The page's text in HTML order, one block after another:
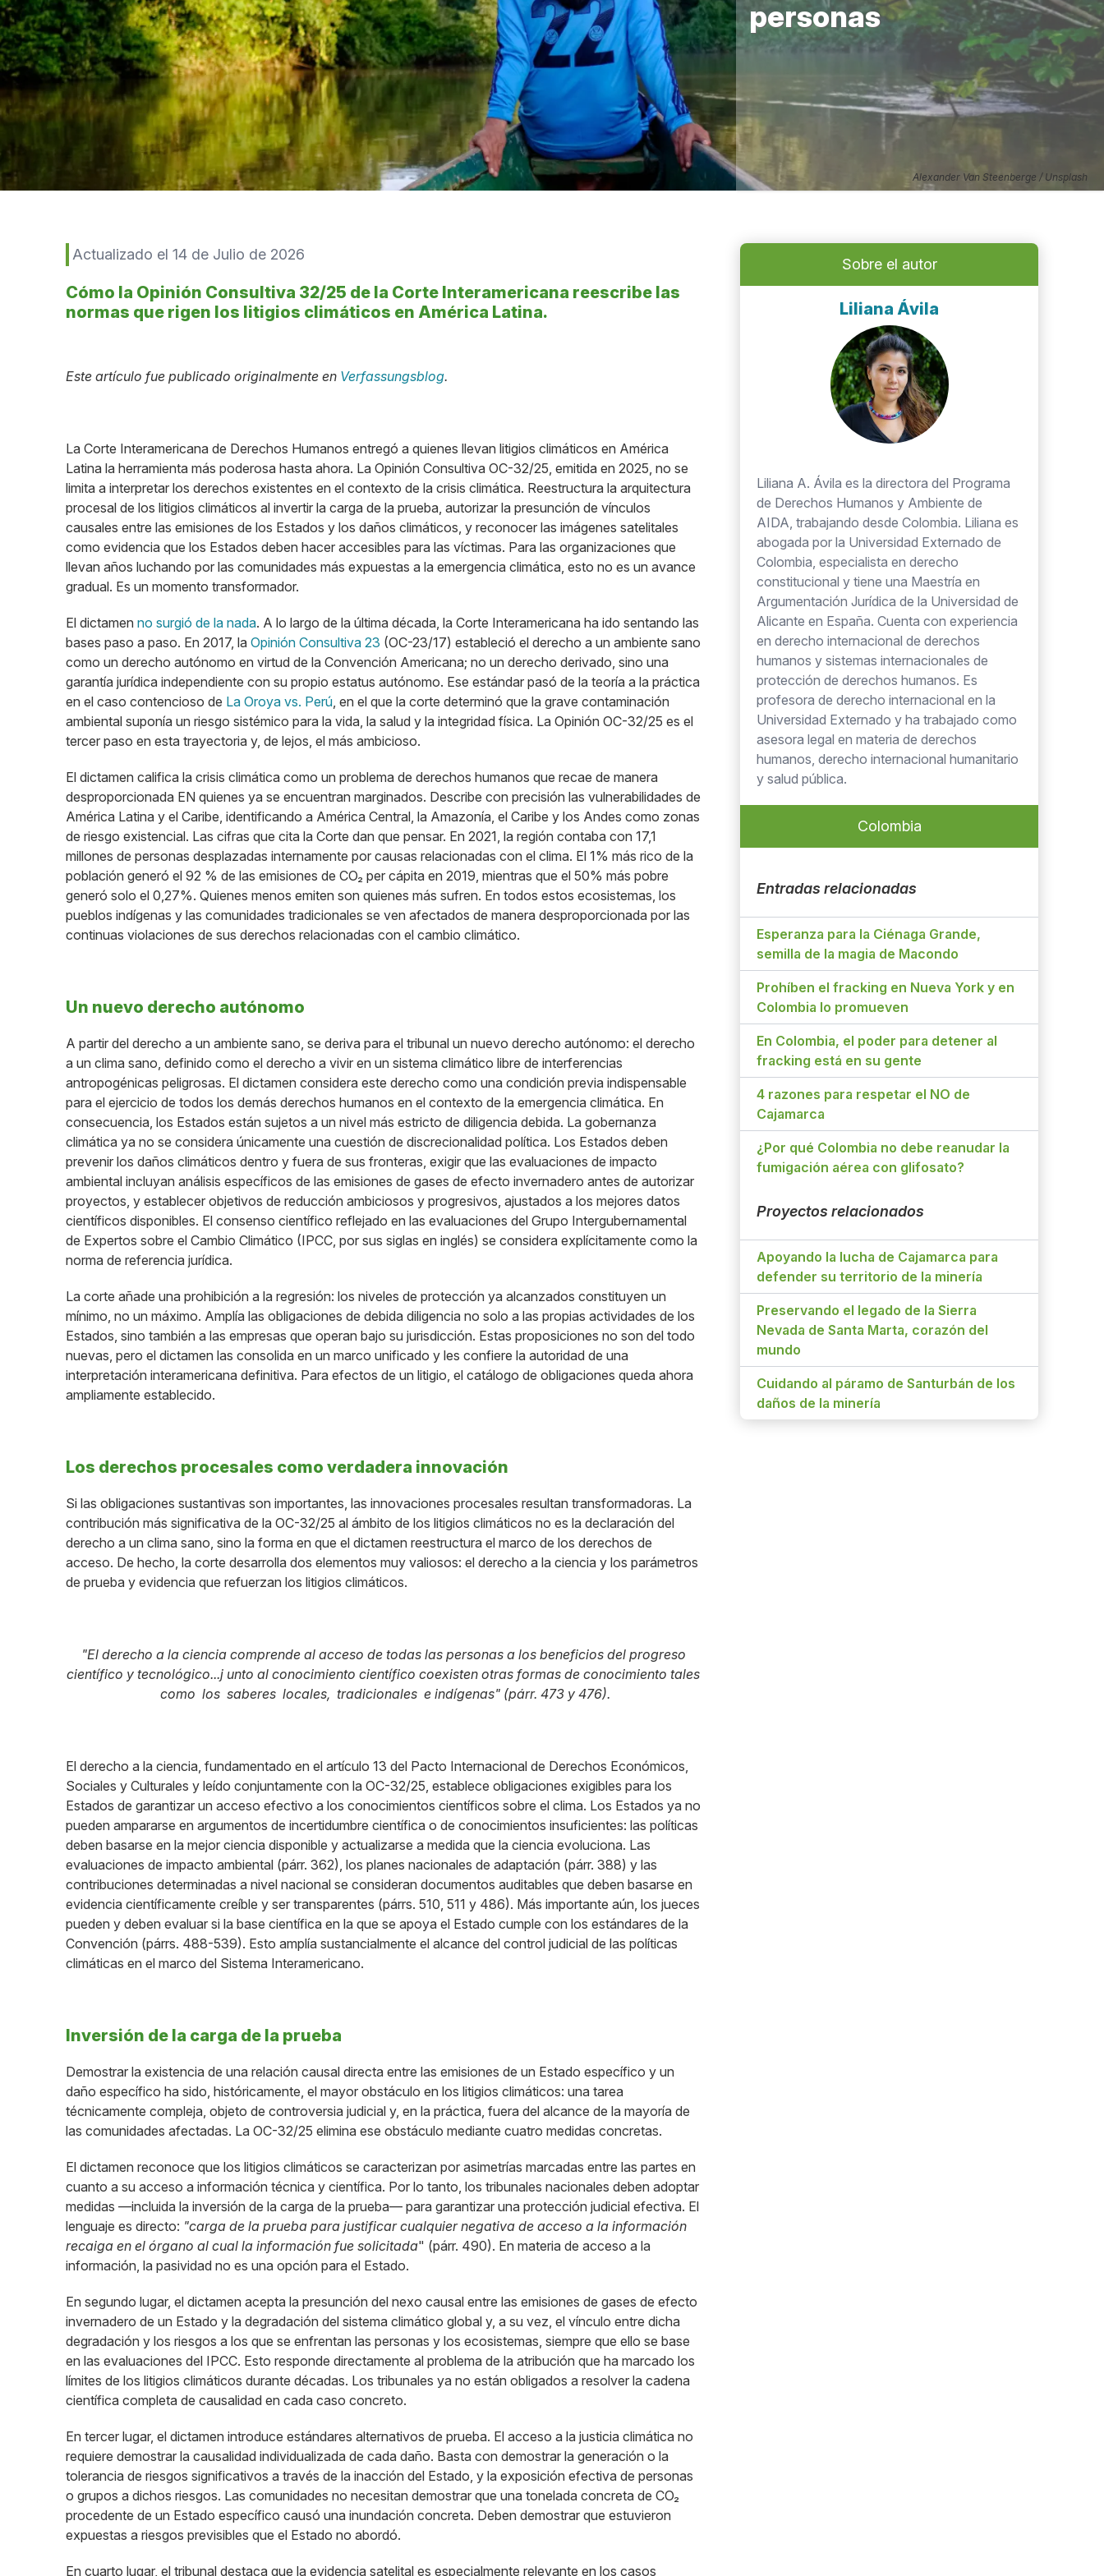
personas
Alexander Van Steenberge / Unsplash
Actualizado el 14 de Julio de 2026
Cómo la Opinión Consultiva 32/25 de la Corte Interamericana reescribe las
normas que rigen los litigios climáticos en América Latina.
Este artículo fue publicado originalmente en Verfassungsblog.
La Corte Interamericana de Derechos Humanos entregó a quienes llevan litigios climáticos en América
Latina la herramienta más poderosa hasta ahora. La Opinión Consultiva OC-32/25, emitida en 2025, no se
limita a interpretar los derechos existentes en el contexto de la crisis climática. Reestructura la arquitectura
procesal de los litigios climáticos al invertir la carga de la prueba, autorizar la presunción de vínculos
causales entre las emisiones de los Estados y los daños climáticos, y reconocer las imágenes satelitales
como evidencia que los Estados deben hacer accesibles para las víctimas. Para las organizaciones que
llevan años luchando por las comunidades más expuestas a la emergencia climática, esto no es un avance
gradual. Es un momento transformador.
El dictamen no surgió de la nada. A lo largo de la última década, la Corte Interamericana ha ido sentando las
bases paso a paso. En 2017, la Opinión Consultiva 23 (OC-23/17) estableció el derecho a un ambiente sano
como un derecho autónomo en virtud de la Convención Americana; no un derecho derivado, sino una
garantía jurídica independiente con su propio estatus autónomo. Ese estándar pasó de la teoría a la práctica
en el caso contencioso de La Oroya vs. Perú, en el que la corte determinó que la grave contaminación
ambiental suponía un riesgo sistémico para la vida, la salud y la integridad física. La Opinión OC-32/25 es el
tercer paso en esta trayectoria y, de lejos, el más ambicioso.
El dictamen califica la crisis climática como un problema de derechos humanos que recae de manera
desproporcionada EN quienes ya se encuentran marginados. Describe con precisión las vulnerabilidades de
América Latina y el Caribe, identificando a América Central, la Amazonía, el Caribe y los Andes como zonas
de riesgo existencial. Las cifras que cita la Corte dan que pensar. En 2021, la región contaba con 17,1
millones de personas desplazadas internamente por causas relacionadas con el clima. El 1% más rico de la
población generó el 92 % de las emisiones de CO₂ per cápita en 2019, mientras que el 50% más pobre
generó solo el 0,27%. Quienes menos emiten son quienes más sufren. En todos estos ecosistemas, los
pueblos indígenas y las comunidades tradicionales se ven afectados de manera desproporcionada por las
continuas violaciones de sus derechos relacionadas con el cambio climático.
Un nuevo derecho autónomo
A partir del derecho a un ambiente sano, se deriva para el tribunal un nuevo derecho autónomo: el derecho
a un clima sano, definido como el derecho a vivir en un sistema climático libre de interferencias
antropogénicas peligrosas. El dictamen considera este derecho como una condición previa indispensable
para el ejercicio de todos los demás derechos humanos en el contexto de la emergencia climática. En
consecuencia, los Estados están sujetos a un nivel más estricto de diligencia debida. La gobernanza
climática ya no se considera únicamente una cuestión de discrecionalidad política. Los Estados deben
prevenir los daños climáticos dentro y fuera de sus fronteras, exigir que las evaluaciones de impacto
ambiental incluyan análisis específicos de las emisiones de gases de efecto invernadero antes de autorizar
proyectos, y establecer objetivos de reducción ambiciosos y progresivos, ajustados a los mejores datos
científicos disponibles. El consenso científico reflejado en las evaluaciones del Grupo Intergubernamental
de Expertos sobre el Cambio Climático (IPCC, por sus siglas en inglés) se considera explícitamente como la
norma de referencia jurídica.
La corte añade una prohibición a la regresión: los niveles de protección ya alcanzados constituyen un
mínimo, no un máximo. Amplía las obligaciones de debida diligencia no solo a las propias actividades de los
Estados, sino también a las empresas que operan bajo su jurisdicción. Estas proposiciones no son del todo
nuevas, pero el dictamen las consolida en un marco unificado y les confiere la autoridad de una
interpretación interamericana definitiva. Para efectos de un litigio, el catálogo de obligaciones queda ahora
ampliamente establecido.
Los derechos procesales como verdadera innovación
Si las obligaciones sustantivas son importantes, las innovaciones procesales resultan transformadoras. La
contribución más significativa de la OC-32/25 al ámbito de los litigios climáticos no es la declaración del
derecho a un clima sano, sino la forma en que el dictamen reestructura el marco de los derechos de
acceso. De hecho, la corte desarrolla dos elementos muy valiosos: el derecho a la ciencia y los parámetros
de prueba y evidencia que refuerzan los litigios climáticos.
"El derecho a la ciencia comprende al acceso de todas las personas a los beneficios del progreso
científico y tecnológico...j unto al conocimiento científico coexisten otras formas de conocimiento tales
como los saberes locales, tradicionales e indígenas" (párr. 473 y 476).
El derecho a la ciencia, fundamentado en el artículo 13 del Pacto Internacional de Derechos Económicos,
Sociales y Culturales y leído conjuntamente con la OC-32/25, establece obligaciones exigibles para los
Estados de garantizar un acceso efectivo a los conocimientos científicos sobre el clima. Los Estados ya no
pueden ampararse en argumentos de incertidumbre científica o de conocimientos insuficientes: las políticas
deben basarse en la mejor ciencia disponible y actualizarse a medida que la ciencia evoluciona. Las
evaluaciones de impacto ambiental (párr. 362), los planes nacionales de adaptación (párr. 388) y las
contribuciones determinadas a nivel nacional se consideran documentos auditables que deben basarse en
evidencia científicamente creíble y ser transparentes (párrs. 510, 511 y 486). Más importante aún, los jueces
pueden y deben evaluar si la base científica en la que se apoya el Estado cumple con los estándares de la
Convención (párrs. 488-539). Esto amplía sustancialmente el alcance del control judicial de las políticas
climáticas en el marco del Sistema Interamericano.
Inversión de la carga de la prueba
Demostrar la existencia de una relación causal directa entre las emisiones de un Estado específico y un
daño específico ha sido, históricamente, el mayor obstáculo en los litigios climáticos: una tarea
técnicamente compleja, objeto de controversia judicial y, en la práctica, fuera del alcance de la mayoría de
las comunidades afectadas. La OC-32/25 elimina ese obstáculo mediante cuatro medidas concretas.
El dictamen reconoce que los litigios climáticos se caracterizan por asimetrías marcadas entre las partes en
cuanto a su acceso a información técnica y científica. Por lo tanto, los tribunales nacionales deben adoptar
medidas —incluida la inversión de la carga de la prueba— para garantizar una protección judicial efectiva. El
lenguaje es directo: "carga de la prueba para justificar cualquier negativa de acceso a la información
recaiga en el órgano al cual la información fue solicitada" (párr. 490). En materia de acceso a la
información, la pasividad no es una opción para el Estado.
En segundo lugar, el dictamen acepta la presunción del nexo causal entre las emisiones de gases de efecto
invernadero de un Estado y la degradación del sistema climático global y, a su vez, el vínculo entre dicha
degradación y los riesgos a los que se enfrentan las personas y los ecosistemas, siempre que ello se base
en las evaluaciones del IPCC. Esto responde directamente al problema de la atribución que ha marcado los
límites de los litigios climáticos durante décadas. Los tribunales ya no están obligados a resolver la cadena
científica completa de causalidad en cada caso concreto.
En tercer lugar, el dictamen introduce estándares alternativos de prueba. El acceso a la justicia climática no
requiere demostrar la causalidad individualizada de cada daño. Basta con demostrar la generación o la
tolerancia de riesgos significativos a través de la inacción del Estado, y la exposición efectiva de personas
o grupos a dichos riesgos. Las comunidades no necesitan demostrar que una tonelada concreta de CO₂
procedente de un Estado específico causó una inundación concreta. Deben demostrar que estuvieron
expuestas a riesgos previsibles que el Estado no abordó.
En cuarto lugar, el tribunal destaca que la evidencia satelital es especialmente relevante en los casos
Sobre el autor
Liliana Ávila
Liliana A. Ávila es la directora del Programa
de Derechos Humanos y Ambiente de
AIDA, trabajando desde Colombia. Liliana es
abogada por la Universidad Externado de
Colombia, especialista en derecho
constitucional y tiene una Maestría en
Argumentación Jurídica de la Universidad de
Alicante en España. Cuenta con experiencia
en derecho internacional de derechos
humanos y sistemas internacionales de
protección de derechos humanos. Es
profesora de derecho internacional en la
Universidad Externado y ha trabajado como
asesora legal en materia de derechos
humanos, derecho internacional humanitario
y salud pública.
Colombia
Entradas relacionadas
Esperanza para la Ciénaga Grande,
semilla de la magia de Macondo
Prohíben el fracking en Nueva York y en
Colombia lo promueven
En Colombia, el poder para detener al
fracking está en su gente
4 razones para respetar el NO de
Cajamarca
¿Por qué Colombia no debe reanudar la
fumigación aérea con glifosato?
Proyectos relacionados
Apoyando la lucha de Cajamarca para
defender su territorio de la minería
Preservando el legado de la Sierra
Nevada de Santa Marta, corazón del
mundo
Cuidando al páramo de Santurbán de los
daños de la minería